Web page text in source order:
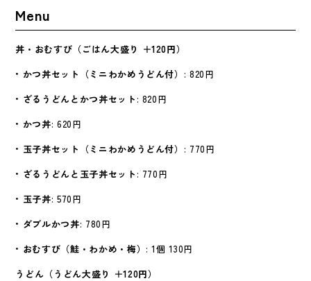
Menu
丼・おむすび（ごはん大盛り ＋120円）
• かつ丼セット（ミニわかめうどん付） : 820円
• ざるうどんとかつ丼セット : 820円
• かつ丼: 620円
• 玉子丼セット（ミニわかめうどん付） : 770円
• ざるうどんと玉子丼セット : 770円
• 玉子丼: 570円
• ダブルかつ丼: 780円
• おむすび（鮭・わかめ・梅） : 1個 130円
うどん（うどん大盛り ＋120円）